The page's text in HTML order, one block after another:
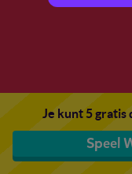
Je kunt 5 gratis
Speel